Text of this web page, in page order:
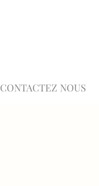
CONTACTEZ NOUS